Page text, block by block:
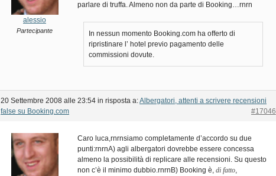
alessio
Partecipante
parlare di truffa. Almeno non da parte di Booking…rnrn
In nessun momento Booking.com ha offerto di
ripristinare l’ hotel previo pagamento delle
commissioni dovute.
20 Settembre 2008 alle 23:54 in risposta a:Albergatori, attenti a scrivere recensioni
false su Booking.com
#17046
Caro luca,rnrnsiamo completamente d’accordo su due
punti:rnrnA) agli albergatori dovrebbe essere concessa
almeno la possibilità di replicare alle recensioni. Su questo
non c’è il minimo dubbio.rnrnB) Booking è, di fatto,